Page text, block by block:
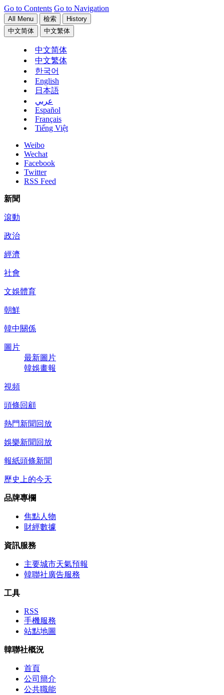
Go to Contents Go to Navigation
All Menu 檢索
History
中文简体
中文繁体
中文简体
中文繁体
한국어
English
日本語
عربي
Español
Français
Tiếng Việt
Weibo
Wechat
Facebook
Twitter
RSS Feed
新聞
滾動
政治
經濟
社會
文娛體育
朝鮮
韓中關係
圖片
最新圖片
韓娛畫報
視頻
頭條回顧
熱門新聞回放
娛樂新聞回放
報紙頭條新聞
歷史上的今天
品牌專欄
焦點人物
財經數據
資訊服務
主要城市天氣預報
韓聯社廣告服務
工具
RSS
手機服務
站點地圖
韓聯社概況
首頁
公司簡介
公共職能